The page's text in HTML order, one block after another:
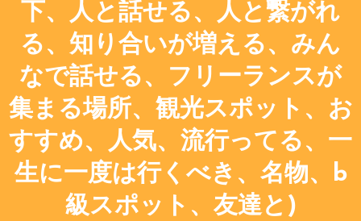
下、人と話せる、人と繋がれ
る、知り合いが増える、みん
なで話せる、フリーランスが
集まる場所、観光スポット、お
すすめ、人気、流行ってる、一
生に一度は行くべき、名物、b
級スポット、友達と)